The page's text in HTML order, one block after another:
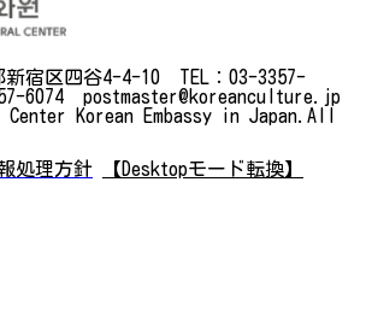
新宿区四谷4-4-10 TEL：03-3357-
6074 postmaster@koreanculture.jp
Korean Embassy in Japan.All
処理方針
【Desktopモード転換】